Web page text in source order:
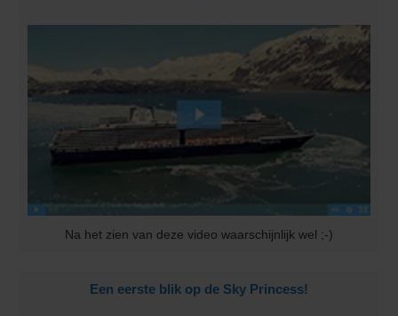
Na het zien van deze video waarschijnlijk wel ;-)
Een eerste blik op de Sky Princess!